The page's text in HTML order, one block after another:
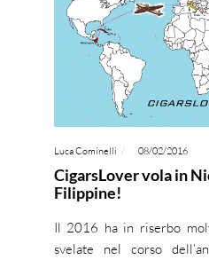
Luca Cominelli 08/02/2016
CigarsLover vola in
Filippine!
Il 2016 ha in riserbo
svelate nel corso